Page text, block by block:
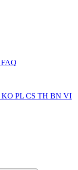
FAQ
KO PL CS TH BN VI